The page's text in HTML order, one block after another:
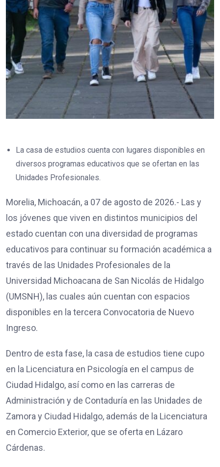
La casa de estudios cuenta con lugares disponibles en
diversos programas educativos que se ofertan en las
Unidades Profesionales.
Morelia, Michoacán, a 07 de agosto de 2026.- Las y
los jóvenes que viven en distintos municipios del
estado cuentan con una diversidad de programas
educativos para continuar su formación académica a
través de las Unidades Profesionales de la
Universidad Michoacana de San Nicolás de Hidalgo
(UMSNH), las cuales aún cuentan con espacios
disponibles en la tercera Convocatoria de Nuevo
Ingreso.
Dentro de esta fase, la casa de estudios tiene cupo
en la Licenciatura en Psicología en el campus de
Ciudad Hidalgo, así como en las carreras de
Administración y de Contaduría en las Unidades de
Zamora y Ciudad Hidalgo, además de la Licenciatura
en Comercio Exterior, que se oferta en Lázaro
Cárdenas.